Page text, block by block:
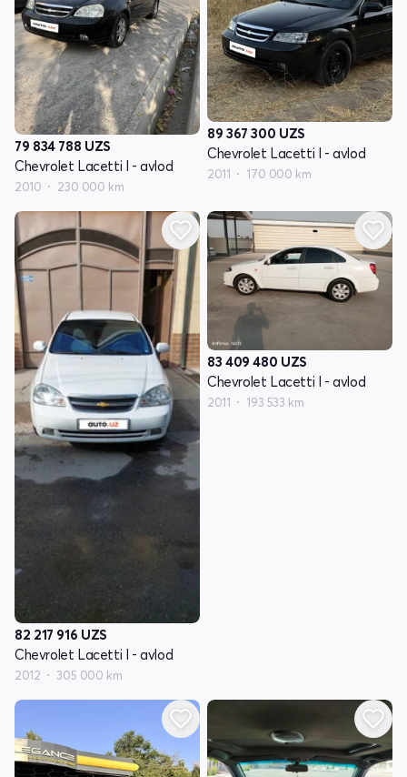
79 834 788 UZS
Chevrolet Lacetti I - avlod
2010 230 000 km
89 367 300 UZS
Chevrolet Lacetti I - avlod
2011 170 000 km
82 217 916 UZS
Chevrolet Lacetti I - avlod
2012 305 000 km
83 409 480 UZS
Chevrolet Lacetti I - avlod
2011 193 533 km